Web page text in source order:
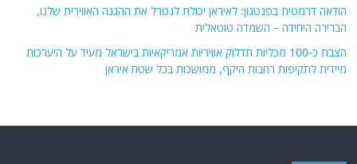
הודאה דרמטית בפנטגון: לאיראן יכולת לנטרל את ההגנה האווירית שלנו,
הברירה היחידה – השמדה טוטאלית
הצבת כ-100 מכליות תדלוק אוויריות אמריקאיות בישראל מעיד על היערכות
מיידית לתקיפות רחבות היקף, ממושכות בכל שטח איראן